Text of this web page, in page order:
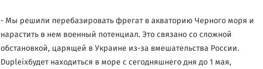
- Мы решили перебазировать фрегат в акваторию Черного моря и
нарастить в нем военный потенциал. Это связано со сложной
обстановкой, царящей в Украине из-за вмешательства России.
Dupleixбудет находиться в море с сегодняшнего дня до 1 мая,